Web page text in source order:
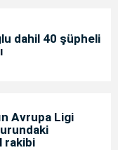
dahil 40 şüpheli
Avrupa Ligi
rakibi